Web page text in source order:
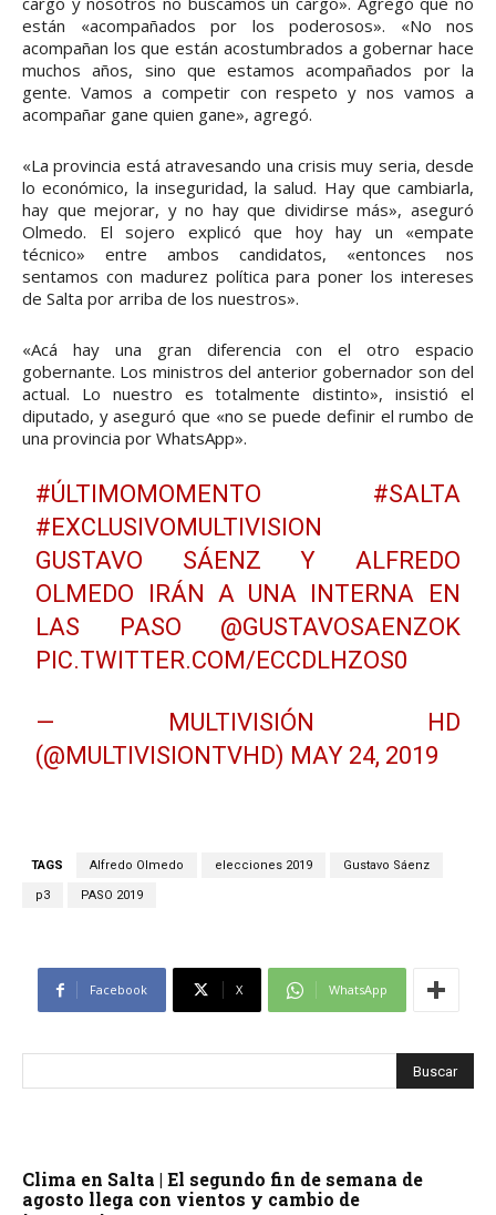
están «acompañados por los poderosos». «No nos
acompañan los que están acostumbrados a gobernar hace
muchos años, sino que estamos acompañados por la
gente. Vamos a competir con respeto y nos vamos a
acompañar gane quien gane», agregó.
«La provincia está atravesando una crisis muy seria, desde
lo económico, la inseguridad, la salud. Hay que cambiarla,
hay que mejorar, y no hay que dividirse más», aseguró
Olmedo. El sojero explicó que hoy hay un «empate
técnico» entre ambos candidatos, «entonces nos
sentamos con madurez política para poner los intereses
de Salta por arriba de los nuestros».
«Acá hay una gran diferencia con el otro espacio
gobernante. Los ministros del anterior gobernador son del
actual. Lo nuestro es totalmente distinto», insistió el
diputado, y aseguró que «no se puede definir el rumbo de
una provincia por WhatsApp».
#ÚLTIMOMOMENTO
#SALTA
#EXCLUSIVOMULTIVISION
GUSTAVO SÁENZ Y ALFREDO
OLMEDO IRÁN A UNA INTERNA EN
LAS PASO @GUSTAVOSAENZOK
PIC.TWITTER.COM/ECCDLHZOS0
— MULTIVISIÓN HD
(@MULTIVISIONTVHD) MAY 24, 2019
TAGS Alfredo Olmedo elecciones 2019 Gustavo Sáenz
p3 PASO 2019
Facebook X WhatsApp
Clima en Salta | El segundo fin de semana de
agosto llega con vientos y cambio de